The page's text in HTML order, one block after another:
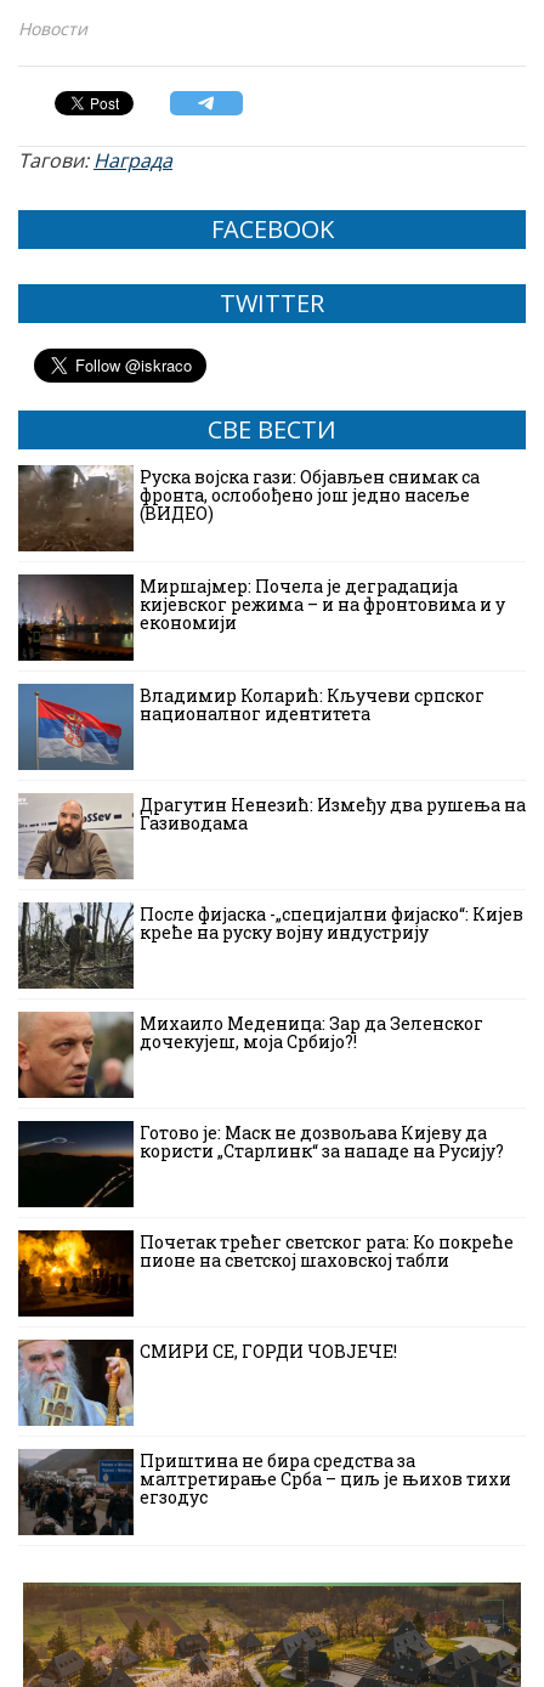
Новости
Тагови:Награда
FACEBOOK
TWITTER
СВЕ ВЕСТИ
Руска војска гази: Објављен снимак са
фронта, ослобођено још једно насеље
(ВИДЕО)
Миршајмер: Почела је деградација
кијевског режима – и на фронтовима и у
економији
Владимир Коларић: Кључеви српског
националног идентитета
Драгутин Ненезић: Између два рушења на
Газиводама
После фијаска -„специјални фијаско“: Кијев
креће на руску војну индустрију
Михаило Меденица: Зар да Зеленског
дочекујеш, моја Србијо?!
Готово је: Маск не дозвољава Кијеву да
користи „Старлинк“ за нападе на Русију?
Почетак трећег светског рата: Ко покреће
пионе на светској шаховској табли
СМИРИ СЕ, ГОРДИ ЧОВЈЕЧЕ!
Приштина не бира средства за
малтретирање Срба – циљ је њихов тихи
егзодус